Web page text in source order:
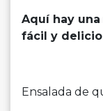
Aquí hay
fácil y
Ensalada de